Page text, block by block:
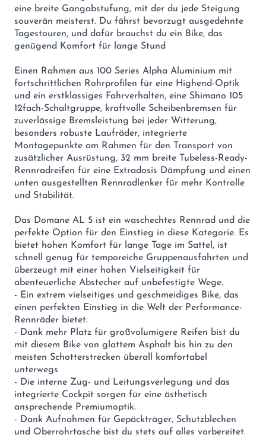
eine breite Gangabstufung, mit der du jede Steigung
souverän meisterst. Du fährst bevorzugt ausgedehnte
Tagestouren, und dafür brauchst du ein Bike, das
genügend Komfort für lange Stund
Einen Rahmen aus 100 Series Alpha Aluminium mit
fortschrittlichen Rohrprofilen für eine Highend-Optik
und ein erstklassiges Fahrverhalten, eine Shimano 105
12fach-Schaltgruppe, kraftvolle Scheibenbremsen für
zuverlässige Bremsleistung bei jeder Witterung,
besonders robuste Laufräder, integrierte
Montagepunkte am Rahmen für den Transport von
zusätzlicher Ausrüstung, 32 mm breite Tubeless-Ready-
Rennradreifen für eine Extradosis Dämpfung und einen
unten ausgestellten Rennradlenker für mehr Kontrolle
und Stabilität.
Das Domane AL 5 ist ein waschechtes Rennrad und die
perfekte Option für den Einstieg in diese Kategorie. Es
bietet hohen Komfort für lange Tage im Sattel, ist
schnell genug für temporeiche Gruppenausfahrten und
überzeugt mit einer hohen Vielseitigkeit für
abenteuerliche Abstecher auf unbefestigte Wege.
- Ein extrem vielseitiges und geschmeidiges Bike, das
einen perfekten Einstieg in die Welt der Performance-
Rennräder bietet.
- Dank mehr Platz für großvolumigere Reifen bist du
mit diesem Bike von glattem Asphalt bis hin zu den
meisten Schotterstrecken überall komfortabel
unterwegs
- Die interne Zug- und Leitungsverlegung und das
integrierte Cockpit sorgen für eine ästhetisch
ansprechende Premiumoptik.
- Dank Aufnahmen für Gepäckträger, Schutzblechen
und Oberrohrtasche bist du stets auf alles vorbereitet.